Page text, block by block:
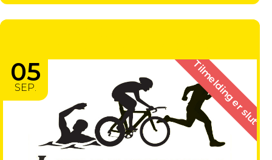
05
SEP. Tilmelding er slut